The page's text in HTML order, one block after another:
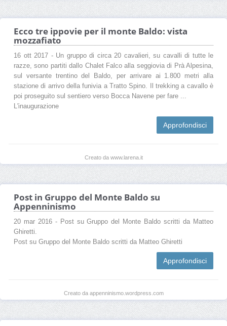
Ecco tre ippovie per il monte Baldo: vista
mozzafiato
16 ott 2017 - Un gruppo di circa 20 cavalieri, su cavalli di tutte le
razze, sono partiti dallo Chalet Falco alla seggiovia di Prà Alpesina,
sul versante trentino del Baldo, per arrivare ai 1.800 metri alla
stazione di arrivo della funivia a Tratto Spino. Il trekking a cavallo è
poi proseguito sul sentiero verso Bocca Navene per fare ...
L'inaugurazione
Approfondisci
Creato da www.larena.it
Post in Gruppo del Monte Baldo su
Appenninismo
20 mar 2016 - Post su Gruppo del Monte Baldo scritti da Matteo
Ghiretti.
Post su Gruppo del Monte Baldo scritti da Matteo Ghiretti
Approfondisci
Creato da appenninismo.wordpress.com